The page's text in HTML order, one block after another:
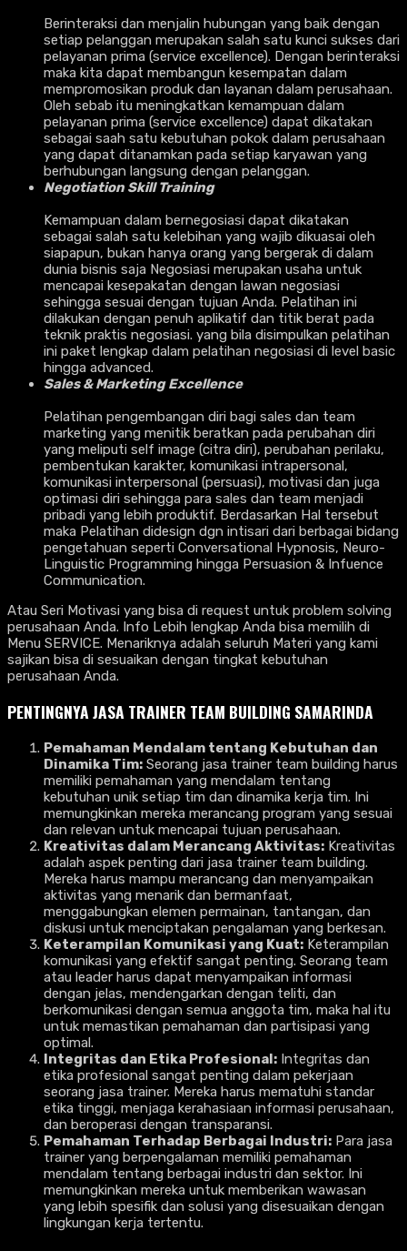
Berinteraksi dan menjalin hubungan yang baik dengan
setiap pelanggan merupakan salah satu kunci sukses dari
pelayanan prima (service excellence). Dengan berinteraksi
maka kita dapat membangun kesempatan dalam
mempromosikan produk dan layanan dalam perusahaan.
Oleh sebab itu meningkatkan kemampuan dalam
pelayanan prima (service excellence) dapat dikatakan
sebagai saah satu kebutuhan pokok dalam perusahaan
yang dapat ditanamkan pada setiap karyawan yang
berhubungan langsung dengan pelanggan.
Negotiation Skill Training
Kemampuan dalam bernegosiasi dapat dikatakan
sebagai salah satu kelebihan yang wajib dikuasai oleh
siapapun, bukan hanya orang yang bergerak di dalam
dunia bisnis saja Negosiasi merupakan usaha untuk
mencapai kesepakatan dengan lawan negosiasi
sehingga sesuai dengan tujuan Anda. Pelatihan ini
dilakukan dengan penuh aplikatif dan titik berat pada
teknik praktis negosiasi. yang bila disimpulkan pelatihan
ini paket lengkap dalam pelatihan negosiasi di level basic
hingga advanced.
Sales & Marketing Excellence
Pelatihan pengembangan diri bagi sales dan team
marketing yang menitik beratkan pada perubahan diri
yang meliputi self image (citra diri), perubahan perilaku,
pembentukan karakter, komunikasi intrapersonal,
komunikasi interpersonal (persuasi), motivasi dan juga
optimasi diri sehingga para sales dan team menjadi
pribadi yang lebih produktif. Berdasarkan Hal tersebut
maka Pelatihan didesign dgn intisari dari berbagai bidang
pengetahuan seperti Conversational Hypnosis, Neuro-
Linguistic Programming hingga Persuasion & Infuence
Communication.
Atau Seri Motivasi yang bisa di request untuk problem solving
perusahaan Anda. Info Lebih lengkap Anda bisa memilih di
Menu SERVICE. Menariknya adalah seluruh Materi yang kami
sajikan bisa di sesuaikan dengan tingkat kebutuhan
perusahaan Anda.
PENTINGNYAJASA TRAINER TEAM BUILDING SAMARINDA
Pemahaman Mendalam tentang Kebutuhan dan
Dinamika Tim: Seorang jasa trainer team building harus
memiliki pemahaman yang mendalam tentang
kebutuhan unik setiap tim dan dinamika kerja tim. Ini
memungkinkan mereka merancang program yang sesuai
dan relevan untuk mencapai tujuan perusahaan.
Kreativitas dalam Merancang Aktivitas: Kreativitas
adalah aspek penting dari jasa trainer team building.
Mereka harus mampu merancang dan menyampaikan
aktivitas yang menarik dan bermanfaat,
menggabungkan elemen permainan, tantangan, dan
diskusi untuk menciptakan pengalaman yang berkesan.
Keterampilan Komunikasi yang Kuat: Keterampilan
komunikasi yang efektif sangat penting. Seorang team
atau leader harus dapat menyampaikan informasi
dengan jelas, mendengarkan dengan teliti, dan
berkomunikasi dengan semua anggota tim, maka hal itu
untuk memastikan pemahaman dan partisipasi yang
optimal.
Integritas dan Etika Profesional: Integritas dan
etika profesional sangat penting dalam pekerjaan
seorang jasa trainer. Mereka harus mematuhi standar
etika tinggi, menjaga kerahasiaan informasi perusahaan,
dan beroperasi dengan transparansi.
Pemahaman Terhadap Berbagai Industri: Para jasa
trainer yang berpengalaman memiliki pemahaman
mendalam tentang berbagai industri dan sektor. Ini
memungkinkan mereka untuk memberikan wawasan
yang lebih spesifik dan solusi yang disesuaikan dengan
lingkungan kerja tertentu.